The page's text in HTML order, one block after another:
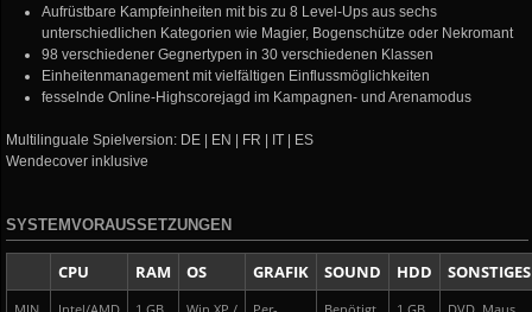
Aufrüstbare Kampfeinheiten mit bis zu 8 Level-Ups aus sechs
unterschiedlichen Kategorien wie Magier, Bogenschütze oder Nekromant
98 verschiedener Gegnertypen in 30 verschiedenen Klassen
Einheitenmanagement mit vielfältigen Einflussmöglichkeiten
fesselnde Online-Highscorejagd im Kampagnen- und Arenamodus
Multilinguale Spielversion: DE | EN | FR | IT | ES
Wendecover inklusive
SYSTEMVORAUSSETZUNGEN
CPU RAM OS GRAFIK SOUND HDD SONSTIGES